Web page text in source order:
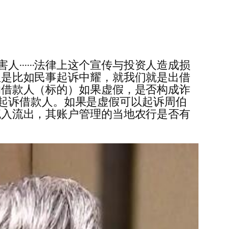
法律上这个宣传与投资人造成损
是比如民事起诉中耀，就我们就是出借
借款人（标的）如果虚假，是否构成诈
诉借款人。如果是虚假可以起诉周伯
流出，其账户管理的当地农行是否有